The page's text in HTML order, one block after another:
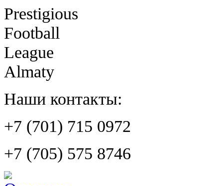
Prestigious
Football
League
Almaty
Наши контакты:
+7 (701) 715 0972
+7 (705) 575 8746